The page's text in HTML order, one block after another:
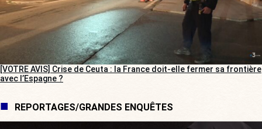
[VOTRE AVIS] Crise de Ceuta : la France doit-elle fermer sa frontière
avec l’Espagne ?
REPORTAGES/GRANDES ENQUÊTES